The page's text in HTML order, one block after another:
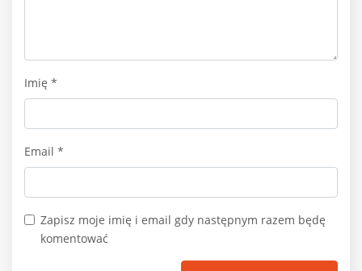
Imię *
Email *
Zapisz moje imię i email gdy następnym razem będę
komentować